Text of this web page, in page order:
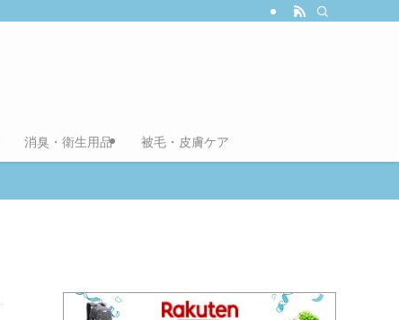
消臭・衛生用品 被毛・皮膚ケア